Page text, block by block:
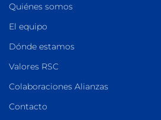
Quiénes somos
El equipo
Dónde estamos
Valores RSC
Colaboraciones Alianzas
Contacto